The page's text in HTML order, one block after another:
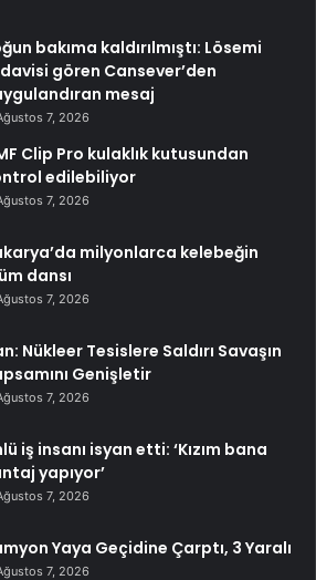
bakıma kaldırılmıştı: Lösemi
gören Cansever’den
mesaj
7, 2026
Clip Pro kulaklık kutusundan
edilebiliyor
7, 2026
milyonlarca kelebeğin
dansı
7, 2026
Nükleer Tesislere Saldırı Savaşın
Genişletir
7, 2026
iş insanı isyan etti: ‘Kızım bana
yapıyor’
7, 2026
Yaya Geçidine Çarptı, 3 Yaralı
7, 2026